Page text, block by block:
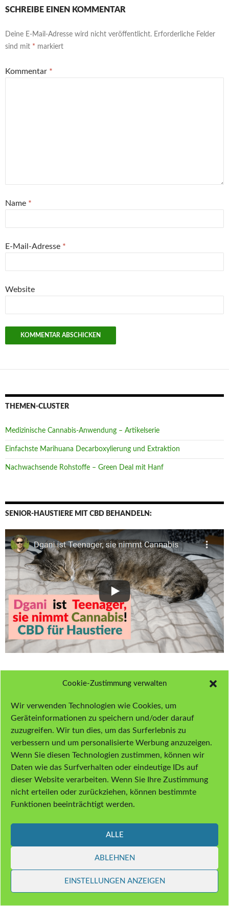
Cookie-Zustimmung verwalten
Wir verwenden Technologien wie Cookies, um
Geräteinformationen zu speichern und/oder darauf
zuzugreifen. Wir tun dies, um das Surferlebnis zu
verbessern und um personalisierte Werbung anzuzeigen.
Wenn Sie diesen Technologien zustimmen, können wir
Daten wie das Surfverhalten oder eindeutige IDs auf
dieser Website verarbeiten. Wenn Sie Ihre Zustimmung
nicht erteilen oder zurückziehen, können bestimmte
Funktionen beeinträchtigt werden.
ALLE
ABLEHNEN
EINSTELLUNGEN ANZEIGEN
SCHREIBE EINEN KOMMENTAR
Deine E-Mail-Adresse wird nicht veröffentlicht. Erforderliche Felder
sind mit * markiert
Kommentar *
Name *
E-Mail-Adresse *
Website
THEMEN-CLUSTER
Medizinische Cannabis-Anwendung – Artikelserie
Einfachste Marihuana Decarboxylierung und Extraktion
Nachwachsende Rohstoffe – Green Deal mit Hanf
SENIOR-HAUSTIERE MIT CBD BEHANDELN:
ÜBER 80% FÜR CBD-EXTRAKTE SPAREN!